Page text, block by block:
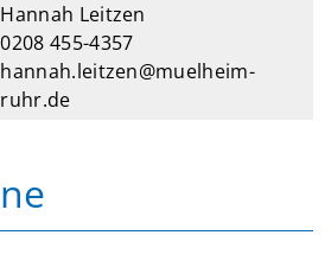
Hannah Leitzen
0208 455-4357
hannah.leitzen@muelheim-
ruhr.de